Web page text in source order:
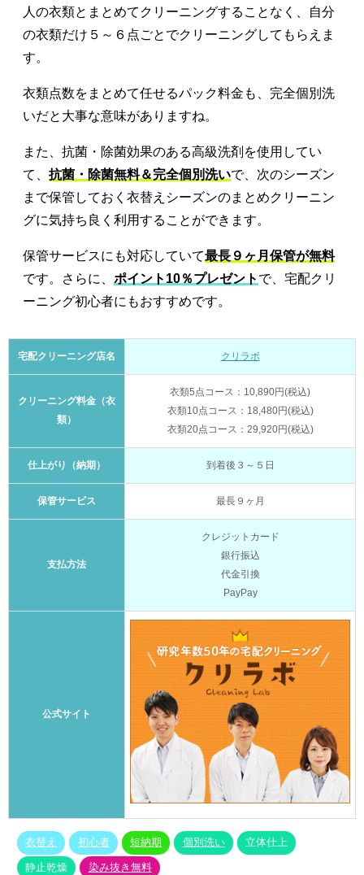
人の衣類とまとめてクリーニングすることなく、自分
の衣類だけ５～６点ごとでクリーニングしてもらえま
す。
衣類点数をまとめて任せるパック料金も、完全個別洗
いだと大事な意味がありますね。
また、抗菌・除菌効果のある高級洗剤を使用してい
て、 抗菌・除菌無料＆完全個別洗いで、次のシーズン
まで保管しておく衣替えシーズンのまとめクリーニン
グに気持ち良く利用することができます。
保管サービスにも対応していて最長９ヶ月保管が無料
です。さらに、 ポイント10％プレゼント で、宅配クリ
ーニング初心者にもおすすめです。
宅配クリーニング店名 クリラボ
クリーニング料金（衣
類）
衣類5点コース：10,890円(税込)
衣類10点コース：18,480円(税込)
衣類20点コース：29,920円(税込)
仕上がり（納期） 到着後３～５日
保管サービス 最長９ヶ月
支払方法
クレジットカード
銀行振込
代金引換
PayPay
公式サイト
衣替え 初心者 短納期 個別洗い 立体仕上
静止乾燥 染み抜き無料